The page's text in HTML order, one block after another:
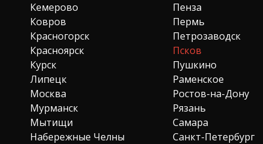
Кемерово
Ковров
Красногорск
Красноярск
Курск
Липецк
Москва
Мурманск
Мытищи
Набережные Челны
Пенза
Пермь
Петрозаводск
Псков
Пушкино
Раменское
Ростов-на-Дону
Рязань
Самара
Санкт-Петербург